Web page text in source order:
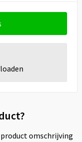
omschrijving